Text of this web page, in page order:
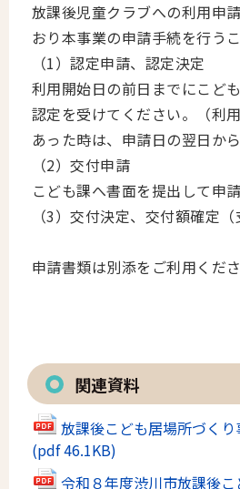
放課後児童クラブへの利用申
おり本事業の申請手続を行う
（1）認定申請、認定決定
利用開始日の前日までにこど
認定を受けてください。（利
あった時は、申請日の翌日か
（2）交付申請
こども課へ書面を提出して申
（3）交付決定、交付額確定（
申請書類は別添をご利用くださ
関連資料
放課後こども居場所づく
(pdf 46.1KB)
令和８年度渋川市放課後